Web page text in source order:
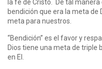
la fe de Cristo. De tal
bendición que era la meta de
meta para nuestros.
“Bendición” es el favor y
Dios tiene una meta de triple
en El.